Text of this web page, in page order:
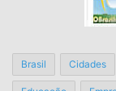
Brasil Cidades